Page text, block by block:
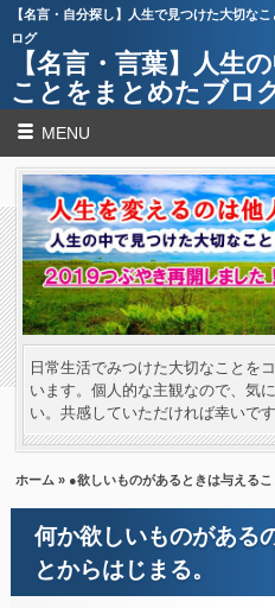
【名言・自分探し】人生で見つけた大切な
ログ
【名言・言葉】人生
ことをまとめたブロ
MENU
日常生活でみつけた大切なことを
います。個人的な主観なので、気
い。共感していただければ幸いです
ホーム » ●欲しいものがあるときは与える
何か欲しいものがある
とからはじまる。